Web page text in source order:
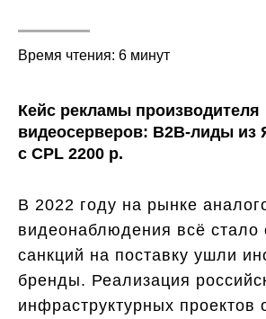
Время чтения: 6 минут
Кейс рекламы производителя
видеосерверов: B2B-лиды из
с CPL 2200 р.
В 2022 году на рынке
видеонаблюдения всё стало
санкций на поставку ушли
бренды. Реализация
инфраструктурных проектов